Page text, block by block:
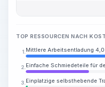
TOP RESSOURCEN NACH
1. Mittlere Arbeitsentladung 4,0
2.
3. Einplatzige selbsthebende